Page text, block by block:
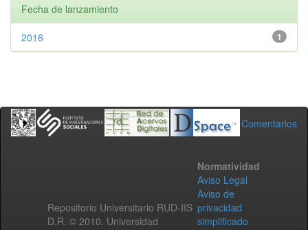
Fecha de lanzamiento
1
2016
Comentarios
Repositorio Universitario RUD-IIS
D.R. © 2010. Universidad
Normatividad
Aviso Legal
Aviso de
privacidad
simplificado